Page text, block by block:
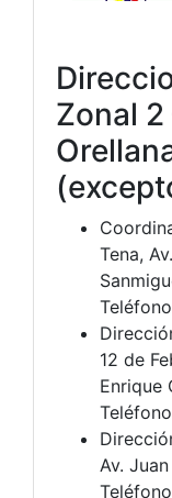
Zonal 2
Tena,
12 de
Enrique
Av.